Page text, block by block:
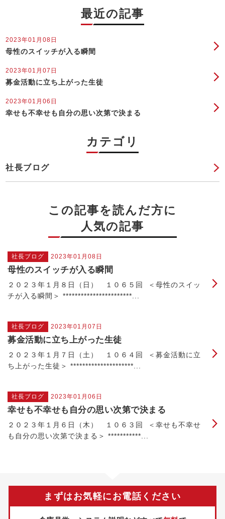
最近の記事
2023年01月08日
母性のスイッチが入る瞬間
2023年01月07日
募金活動に立ち上がった生徒
2023年01月06日
幸せも不幸せも自分の思い次第で決まる
カテゴリ
社長ブログ
この記事を読んだ方に
人気の記事
社長ブログ 2023年01月08日
母性のスイッチが入る瞬間
２０２３年１月８日（日） １０６５回 ＜母性のスイッ
チが入る瞬間＞ ***********************...
社長ブログ 2023年01月07日
募金活動に立ち上がった生徒
２０２３年１月７日（土） １０６４回 ＜募金活動に立
ち上がった生徒＞ *********************...
社長ブログ 2023年01月06日
幸せも不幸せも自分の思い次第で決まる
２０２３年１月６日（木） １０６３回 ＜幸せも不幸せ
も自分の思い次第で決まる＞ ***********...
まずはお気軽にお電話ください